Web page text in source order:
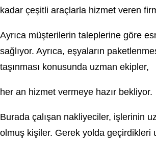
kadar çeşitli araçlarla hizmet veren
Ayrıca müşterilerin taleplerine göre
sağlıyor. Ayrıca, eşyaların
taşınması konusunda uzman ekipler,
her an hizmet vermeye hazır bekliyor.
Burada çalışan nakliyeciler, işlerinin
olmuş kişiler. Gerek yolda geçirdikleri